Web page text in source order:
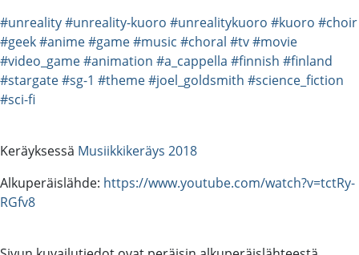
#unreality#unreality-kuoro #unrealitykuoro #kuoro #choir
#geek#anime#game#music #choral #tv#movie
#video_game#animation #a_cappella #finnish #finland
#stargate#sg-1 #theme#joel_goldsmith #science_fiction
#sci-fi
Keräyksessä Musiikkikeräys 2018
Alkuperäislähde: https://www.youtube.com/watch?v=tctRy-
RGfv8